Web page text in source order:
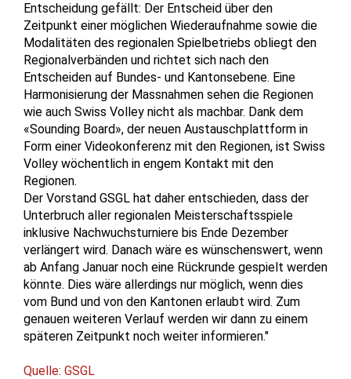
Entscheidung gefällt: Der Entscheid über den
Zeitpunkt einer möglichen Wiederaufnahme sowie die
Modalitäten des regionalen Spielbetriebs obliegt den
Regionalverbänden und richtet sich nach den
Entscheiden auf Bundes- und Kantonsebene. Eine
Harmonisierung der Massnahmen sehen die Regionen
wie auch Swiss Volley nicht als machbar. Dank dem
«Sounding Board», der neuen Austauschplattform in
Form einer Videokonferenz mit den Regionen, ist Swiss
Volley wöchentlich in engem Kontakt mit den
Regionen.
Der Vorstand GSGL hat daher entschieden, dass der
Unterbruch aller regionalen Meisterschaftsspiele
inklusive Nachwuchsturniere bis Ende Dezember
verlängert wird. Danach wäre es wünschenswert, wenn
ab Anfang Januar noch eine Rückrunde gespielt werden
könnte. Dies wäre allerdings nur möglich, wenn dies
vom Bund und von den Kantonen erlaubt wird. Zum
genauen weiteren Verlauf werden wir dann zu einem
späteren Zeitpunkt noch weiter informieren."
Quelle: GSGL